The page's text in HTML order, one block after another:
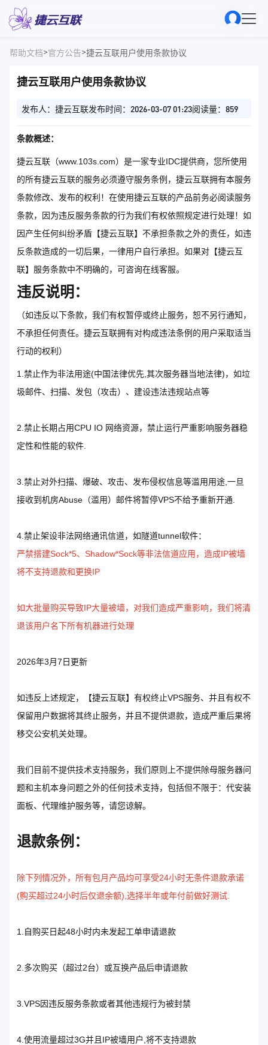
帮助文档>官方公告>捷云互联用户使用条款协议
捷云互联用户使用条款协议
发布人：捷云互联发布时间：2026-03-07 01:23阅读量：859
条款概述：
捷云互联（www.103s.com）是一家专业IDC提供商，您所使用
的所有捷云互联的服务必须遵守服务条例，捷云互联拥有本服务
条款修改、发布的权利！在使用捷云互联的产品前务必阅读服务
条款，因为违反服务条款的行为我们有权依照规定进行处理！如
因产生任何纠纷矛盾【捷云互联】不承担条款之外的责任，如违
反条款造成的一切后果，一律用户自行承担。如果对【捷云互
联】服务条款中不明确的，可咨询在线客服。
违反说明：
（如违反以下条款，我们有权暂停或终止服务，恕不另行通知，
不承担任何责任。捷云互联拥有对构成违法条例的用户采取适当
行动的权利）
1.禁止作为非法用途(中国法律优先,其次服务器当地法律)，如垃
圾邮件、扫描、发包（攻击）、建设违法违规站点等
2.禁止长期占用CPU IO 网络资源，禁止运行严重影响服务器稳
定性和性能的软件.
3.禁止对外扫描、爆破、攻击、发布侵权信息等滥用用途,一旦
接收到机房Abuse（滥用）邮件将暂停VPS不给予重新开通.
4.禁止架设非法网络通讯信道，如隧道tunnel软件：
严禁搭建Sock*5、Shadow*Sock等非法信道应用，造成IP被墙
将不支持退款和更换IP
如大批量购买导致IP大量被墙，对我们造成严重影响，我们将清
退该用户名下所有机器进行处理
2026年3月7日更新
如违反上述规定，【捷云互联】有权终止VPS服务、并且有权不
保留用户数据将其终止服务，并且不提供退款，造成严重后果将
移交公安机关处理。
我们目前不提供技术支持服务，我们原则上不提供除母服务器问
题和主机本身问题之外的任何技术支持，包括但不限于：代安装
面板、代理维护服务等，请您谅解。
退款条例：
除下列情况外，所有包月产品均可享受24小时无条件退款承诺
(购买超过24小时后仅退余额),选择半年或年付前做好测试.
1.自购买日起48小时内未发起工单申请退款
2.多次购买（超过2台）或互换产品后申请退款
3.VPS因违反服务条款或者其他违规行为被封禁
4.使用流量超过3G并且IP被墙用户,将不支持退款